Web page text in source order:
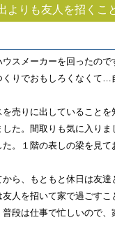
よりも友人を招くこ
スメーカーを回ったので
りでおもしろくなくて…
を売りに出していること
した。間取りも気に入り
。１階の表しの梁を見て
から、もともと休日は友
友人を招いて家で過ごす
普段は仕事で忙しいので